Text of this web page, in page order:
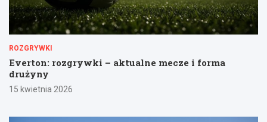
ROZGRYWKI
Everton: rozgrywki – aktualne mecze i forma
drużyny
15 kwietnia 2026